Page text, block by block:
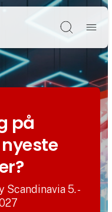
Søg
på
Scandinavia 5. -